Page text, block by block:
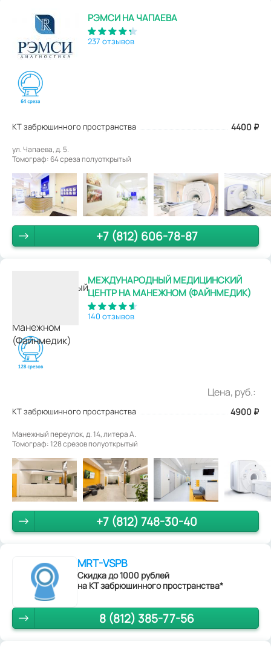
РЭМСИ НА ЧАПАЕВА
237 отзывов
КТ забрюшинного пространства 4400 ₽
ул. Чапаева, д. 5.
Томограф: 64 среза полуоткрытый
+7 (812) 606-78-87
МЕЖДУНАРОДНЫЙ МЕДИЦИНСКИЙ
ЦЕНТР НА МАНЕЖНОМ (ФАЙНМЕДИК)
140 отзывов
Цена, руб.:
КТ забрюшинного пространства 4900 ₽
Манежный переулок, д. 14, литера А.
Томограф: 128 срезов полуоткрытый
+7 (812) 748-30-40
MRT-VSPB
Скидка до 1000 рублей
на КТ забрюшинного пространства*
8 (812) 385-77-56